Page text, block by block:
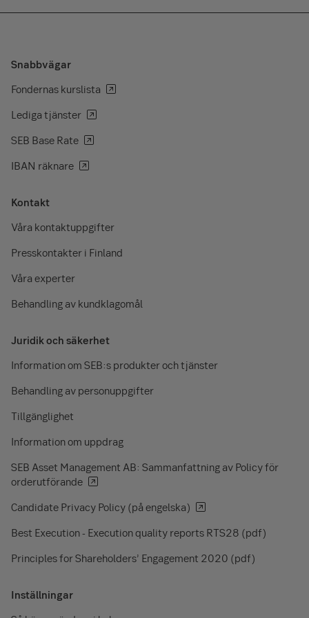
Snabbvägar
Fondernas kurslista
Lediga tjänster
SEB Base Rate
IBAN räknare
Kontakt
Våra kontaktuppgifter
Presskontakter i Finland
Våra experter
Behandling av kundklagomål
Juridik och säkerhet
Information om SEB:s produkter och tjänster
Behandling av personuppgifter
Tillgänglighet
Information om uppdrag
SEB Asset Management AB: Sammanfattning av Policy för
orderutförande
Candidate Privacy Policy (på engelska)
Best Execution - Execution quality reports RTS28 (pdf)
Principles for Shareholders’ Engagement 2020 (pdf)
Inställningar